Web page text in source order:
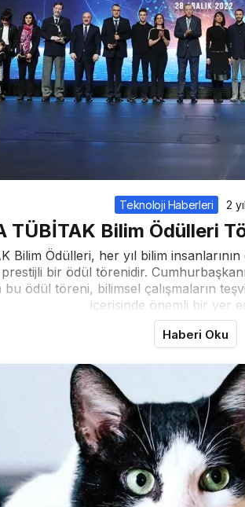
Teknoloji Haberleri 2
TÜBİTAK Bilim Ödülleri
Bilim Ödülleri, her yıl bilim insanlarının
bir ödül törenidir.
bu ödül töreni, bilimsel çalışmaların
içerisinde önemli bir yer
Haberi Oku